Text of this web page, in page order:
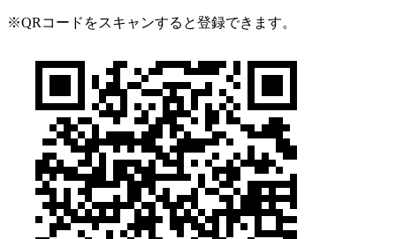
※QRコードをスキャンすると登録できます。